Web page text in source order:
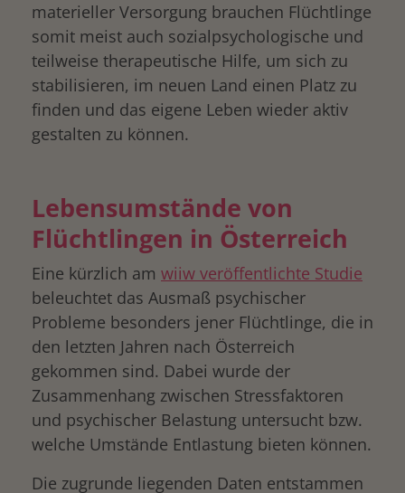
materieller Versorgung brauchen Flüchtlinge
somit meist auch sozialpsychologische und
teilweise therapeutische Hilfe, um sich zu
stabilisieren, im neuen Land einen Platz zu
finden und das eigene Leben wieder aktiv
gestalten zu können.
Lebensumstände von
Flüchtlingen in Österreich
Eine kürzlich am wiiw veröffentlichte Studie
beleuchtet das Ausmaß psychischer
Probleme besonders jener Flüchtlinge, die in
den letzten Jahren nach Österreich
gekommen sind. Dabei wurde der
Zusammenhang zwischen Stressfaktoren
und psychischer Belastung untersucht bzw.
welche Umstände Entlastung bieten können.
Die zugrunde liegenden Daten entstammen